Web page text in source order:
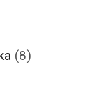
(8)